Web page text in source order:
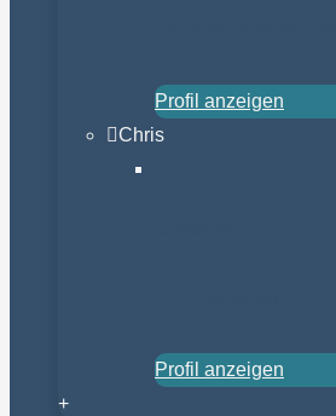
Profil anzeigen
Chris
Profil anzeigen
+